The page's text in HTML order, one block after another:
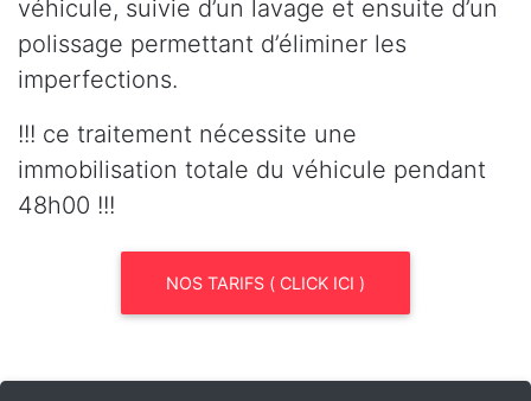
véhicule, suivie d’un lavage et ensuite d’un
polissage permettant d’éliminer les
imperfections.
!!! ce traitement nécessite une
immobilisation totale du véhicule pendant
48h00 !!!
NOS TARIFS ( CLICK ICI )